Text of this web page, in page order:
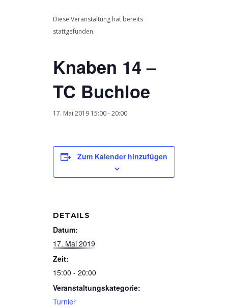
Diese Veranstaltung hat bereits
stattgefunden.
Knaben 14 –
TC Buchloe
17. Mai 2019 15:00-20:00
Zum Kalender hinzufügen
DETAILS
Datum:
17. Mai 2019
Zeit:
15:00 - 20:00
Veranstaltungskategorie:
Turnier